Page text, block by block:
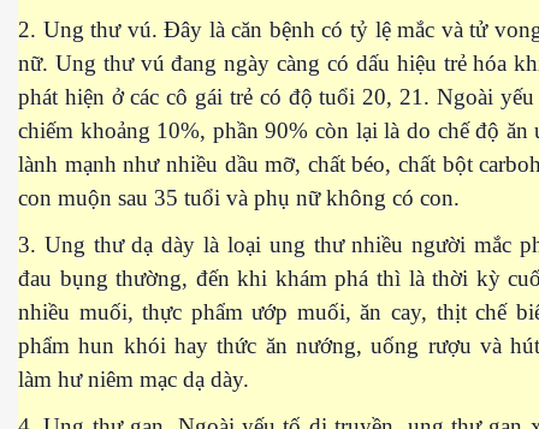
2. Ung thư vú. Đây là căn bệnh có tỷ lệ mắc và tử
nữ. Ung thư vú đang ngày càng có dấu hiệu trẻ hóa
phát hiện ở các cô gái trẻ có độ tuổi 20, 21. Ngoài
chiếm khoảng 10%, phần 90% còn lại là do chế độ ăn
lành mạnh như nhiều dầu mỡ, chất béo, chất bột
con muộn sau 35 tuổi và phụ nữ không có con.
3. Ung thư dạ dày là loại ung thư nhiều người mắc
đau bụng thường, đến khi khám phá thì là thời kỳ
nhiều muối, thực phẩm ướp muối, ăn cay, thịt chế
phẩm hun khói hay thức ăn nướng, uống rượu và
làm hư niêm mạc dạ dày.